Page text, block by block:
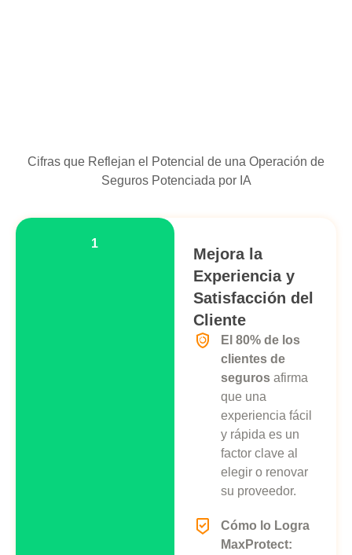
Cifras que Reflejan el Potencial de una Operación de
Seguros Potenciada por IA
1
Mejora la
Experiencia y
Satisfacción del
Cliente
El 80% de los
clientes de
segurosafirma
que una
experiencia fácil
y rápida es un
factor clave al
elegir o renovar
su proveedor.
Cómo lo Logra
MaxProtect: